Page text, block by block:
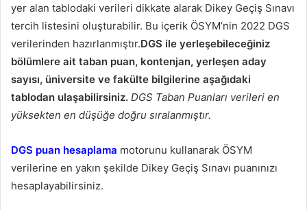
yer alan tablodaki verileri dikkate alarak Dikey Geçiş Sınavı
tercih listesini oluşturabilir. Bu içerik ÖSYM’nin 2022 DGS
verilerinden hazırlanmıştır.DGS ile yerleşebileceğiniz
bölümlere ait taban puan, kontenjan, yerleşen aday
sayısı, üniversite ve fakülte bilgilerine aşağıdaki
tablodan ulaşabilirsiniz. DGS Taban Puanları verileri en
yüksekten en düşüğe doğru sıralanmıştır.
DGS puan hesaplama motorunu kullanarak ÖSYM
verilerine en yakın şekilde Dikey Geçiş Sınavı puanınızı
hesaplayabilirsiniz.